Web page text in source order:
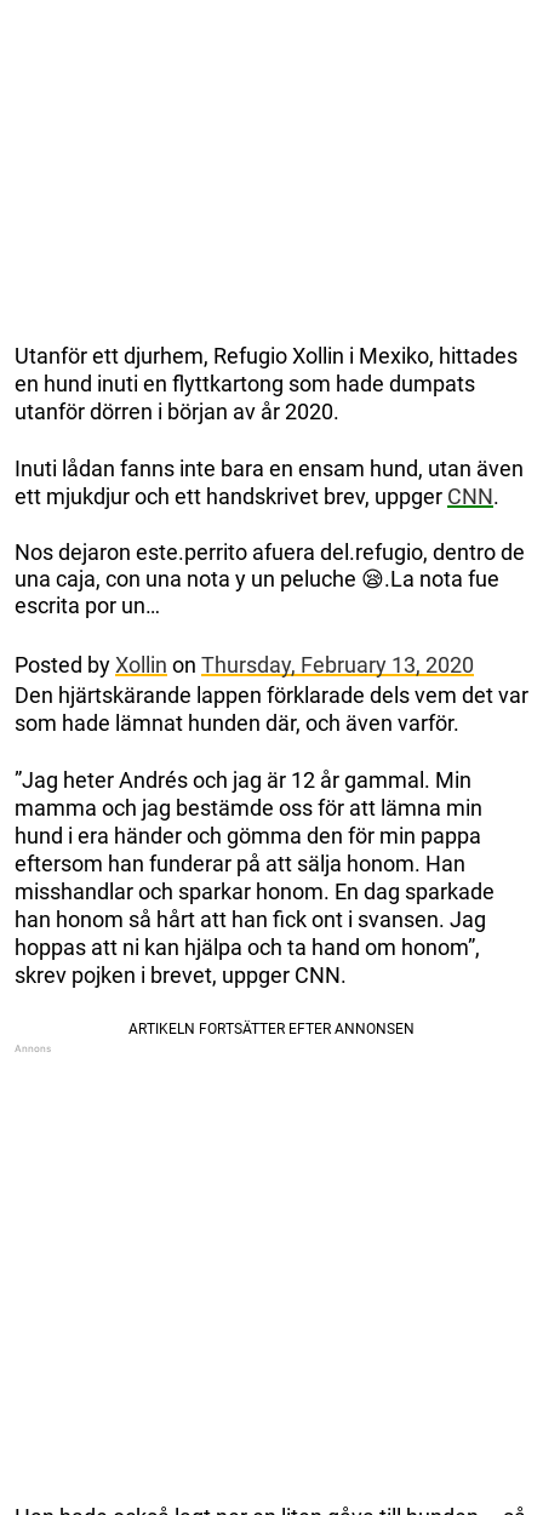
Utanför ett djurhem, Refugio Xollin i Mexiko, hittades
en hund inuti en flyttkartong som hade dumpats
utanför dörren i början av år 2020.
Inuti lådan fanns inte bara en ensam hund, utan även
ett mjukdjur och ett handskrivet brev, uppger CNN.
Nos dejaron este.perrito afuera del.refugio, dentro de
una caja, con una nota y un peluche 😪.La nota fue
escrita por un…
Posted byXollin on Thursday, February 13, 2020
Den hjärtskärande lappen förklarade dels vem det var
som hade lämnat hunden där, och även varför.
”Jag heter Andrés och jag är 12 år gammal. Min
mamma och jag bestämde oss för att lämna min
hund i era händer och gömma den för min pappa
eftersom han funderar på att sälja honom. Han
misshandlar och sparkar honom. En dag sparkade
han honom så hårt att han fick ont i svansen. Jag
hoppas att ni kan hjälpa och ta hand om honom”,
skrev pojken i brevet, uppger CNN.